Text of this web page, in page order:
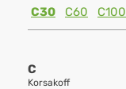
C30
C60 C100
C
Korsakoff